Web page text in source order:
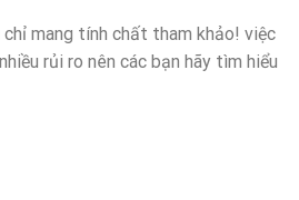
mang tính chất tham khảo! việc
rủi ro nên các bạn hãy tìm hiểu